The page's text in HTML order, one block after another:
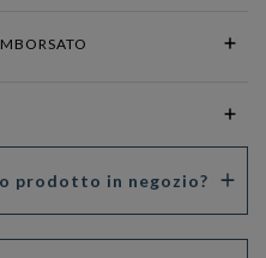
prodotto in negozio?